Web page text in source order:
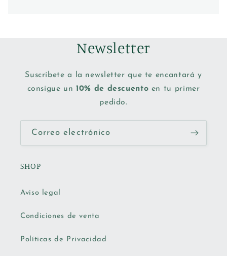
Newsletter
Suscríbete a la newsletter que te encantará y
consigue un10% de descuento en tu primer
pedido.
Correo electrónico
SHOP
Aviso legal
Condiciones de venta
Políticas de Privacidad